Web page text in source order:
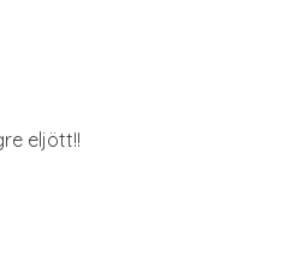
eljött!!